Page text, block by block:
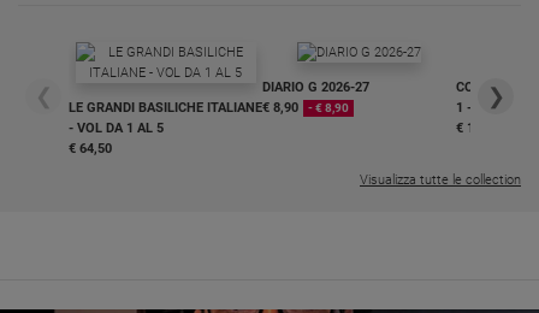
❮
LE GRANDI BASILICHE ITALIANE
- VOL DA 1 AL 5
€ 64,50
DIARIO G 2026-27
€ 8,90
- € 8,90
COLLANA
1 - 2
€ 18,50
❯
Visualizza tutte le collection